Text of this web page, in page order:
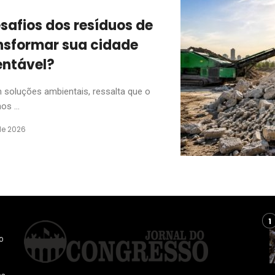
dos resíduos de
sua cidade
ambientais, ressalta que o
...
2026